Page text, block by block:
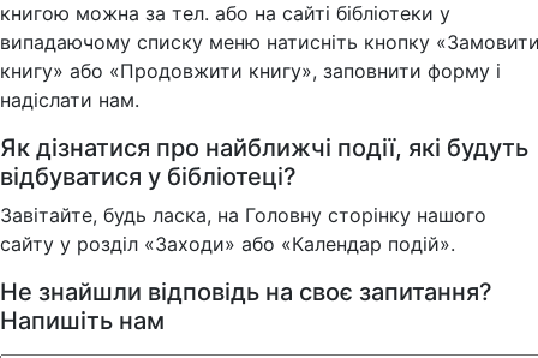
книгою можна за тел. або на сайті бібліотеки у
випадаючому списку меню натисніть кнопку
книгу» або «Продовжити книгу», заповнити форму і
надіслати нам.
Як дізнатися про найближчі події, які будуть
відбуватися у бібліотеці?
Завітайте, будь ласка, на Головну сторінку нашого
сайту у розділ «Заходи» або «Календар подій».
Не знайшли відповідь на своє запитання?
Напишіть нам